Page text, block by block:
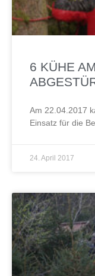
6 KÜHE
Am 22.04.2017
Einsatz für die
24. April 2017